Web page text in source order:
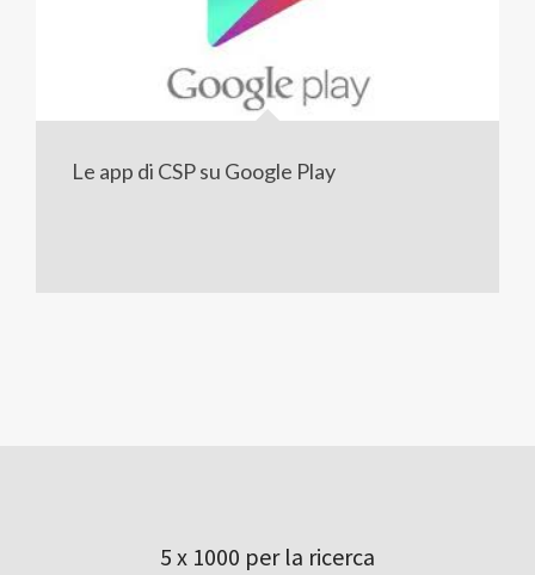
Le app di CSP su Google Play
5 x 1000 per la ricerca